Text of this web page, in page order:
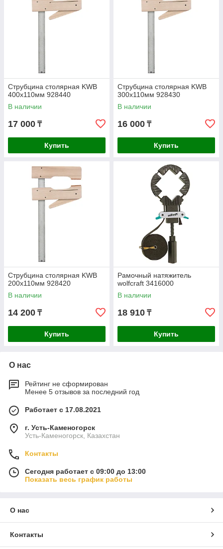
Струбцина столярная KWB
400x110мм 928440
В наличии
17 000 ₸
Купить
Струбцина столярная KWB
300x110мм 928430
В наличии
16 000 ₸
Купить
Струбцина столярная KWB
200x110мм 928420
В наличии
14 200 ₸
Купить
Рамочный натяжитель
wolfcraft 3416000
В наличии
18 910 ₸
Купить
О нас
Рейтинг не сформирован
Менее 5 отзывов за последний год
Работает с 17.08.2021
г. Усть-Каменогорск
Усть-Каменогорск, Казахстан
Контакты
Сегодня работает с 09:00 до 13:00
Показать весь график работы
О нас
Контакты